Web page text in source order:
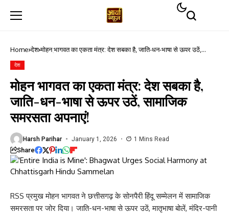
Home देश मोहन भागवत का एकता मंत्र: देश सबका है, जाति-धन-भाषा से ऊपर उठें,
देश
मोहन भागवत का एकता मंत्र: देश सबका है,
जाति-धन-भाषा से ऊपर उठें, सामाजिक
समरसता अपनाएं!
Harsh Parihar January 1, 2026 1 Mins Read
Share
RSS प्रमुख मोहन भागवत ने छत्तीसगढ़ के सोनपैरी हिंदू सम्मेलन में सामाजिक
समरसता पर जोर दिया। जाति-धन-भाषा से ऊपर उठें, मातृभाषा बोलें, मंदिर-पानी